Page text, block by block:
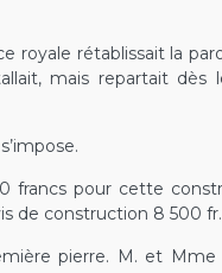
royale rétablissait la
mais repartait dès
pour cette
de construction 8 500
pierre. M. et